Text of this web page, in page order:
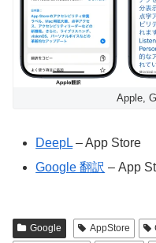
Apple,
DeepL – App Store
Google 翻訳 – App
Google AppStore